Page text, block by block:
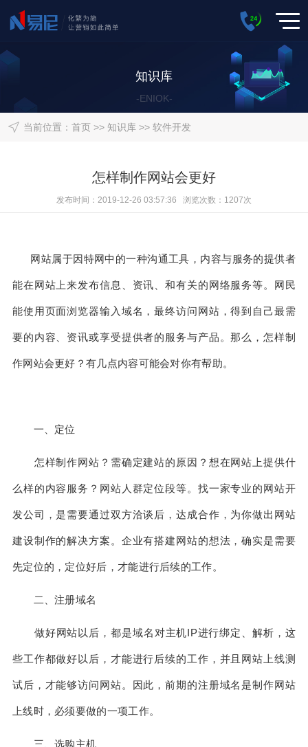
知识库
-ENIOK-
当前位置： 首页>> 知识库>> 软件开发
怎样制作网站会更好
发布时间：2019-12-26 03:57:36 浏览次数：1207次
网站属于因特网中的一种沟通工具，内容与服务的提供者
能在网站上来发布信息、资讯、和有关的网络服务等。网民
能使用页面浏览器输入域名，最终访问网站，得到自己最需
要的内容、资讯或享受提供者的服务与产品。那么，怎样制
作网站会更好？有几点内容可能会对你有帮助。
一、定位
怎样制作网站？需确定建站的原因？想在网站上提供什
么样的内容服务？网站人群定位段等。找一家专业的网站开
发公司，是需要通过双方洽谈后，达成合作，为你做出网站
建设制作的解决方案。企业有搭建网站的想法，确实是需要
先定位的，定位好后，才能进行后续的工作。
二、注册域名
做好网站以后，都是域名对主机IP进行绑定、解析，这
些工作都做好以后，才能进行后续的工作，并且网站上线测
试后，才能够访问网站。因此，前期的注册域名是制作网站
上线时，必须要做的一项工作。
三、选购主机